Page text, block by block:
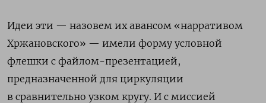
Идеи эти — назовем их авансом «нарративом
Хржановского» — имели форму условной
флешки с файлом-презентацией,
предназначенной для циркуляции
в сравнительно узком кругу. И с миссией